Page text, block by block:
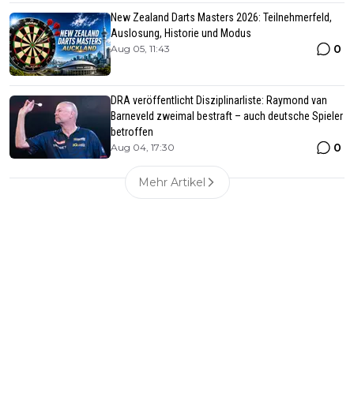
New Zealand Darts Masters 2026: Teilnehmerfeld,
Auslosung, Historie und Modus
Aug 05, 11:43 0
DRA veröffentlicht Disziplinarliste: Raymond van
Barneveld zweimal bestraft – auch deutsche Spieler
betroffen
Aug 04, 17:30 0
Mehr Artikel